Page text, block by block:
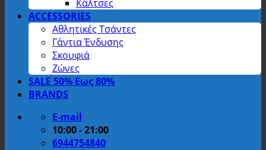
Κάλτσες
ACCESSORIES
Αθλητικές Τσάντες
Γάντια Ένδυσης
Σκουφιά
Ζώνες
SALE 50% Εως 80%
BRANDS
E-mail
10:00 - 21:00
6944754840